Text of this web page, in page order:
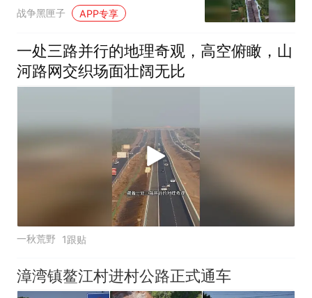
战争黑匣子 APP专享
一处三路并行的地理奇观，高空俯瞰，山
河路网交织场面壮阔无比
一秋荒野 1跟贴
漳湾镇鳌江村进村公路正式通车